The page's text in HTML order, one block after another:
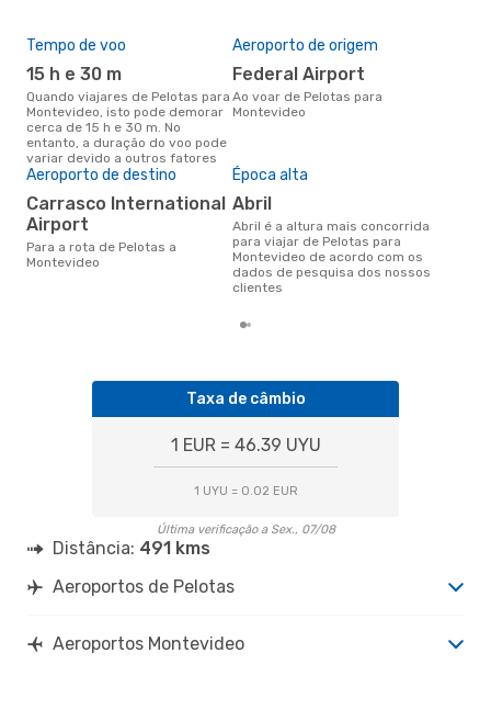
Tempo de voo
15 h e 30 m
Quando viajares de Pelotas para
Montevideo, isto pode demorar
cerca de 15 h e 30 m. No
entanto, a duração do voo pode
variar devido a outros fatores
Aeroporto de origem
Federal Airport
Ao voar de Pelotas para
Montevideo
Aeroporto de destino
Carrasco International
Airport
Para a rota de Pelotas a
Montevideo
Época alta
abril
abril é a altura mais concorrida
para viajar de Pelotas para
Montevideo de acordo com os
dados de pesquisa dos nossos
clientes
Taxa de câmbio
1 EUR = 46.39 UYU
1 UYU = 0.02 EUR
Última verificação a Sex., 07/08
Distância: 491 kms
Aeroportos de Pelotas
Aeroportos Montevideo